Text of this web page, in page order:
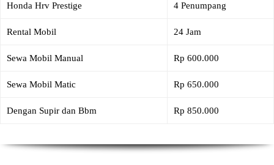
Honda Hrv Prestige 4 Penumpang
Rental Mobil 24 Jam
Sewa Mobil Manual Rp 600.000
Sewa Mobil Matic Rp 650.000
Dengan Supir dan Bbm Rp 850.000